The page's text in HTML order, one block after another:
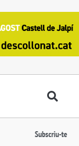
Subscriu-te